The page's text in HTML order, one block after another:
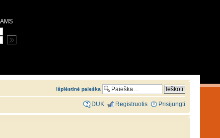
Išplėstinė paieška
DUK Registruotis Prisijungti